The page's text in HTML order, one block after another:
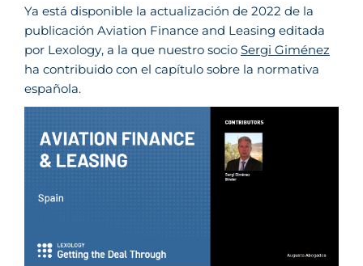
Ya está disponible la actualización de 2022 de la
publicación Aviation Finance and Leasing editada
por Lexology, a la que nuestro socio Sergi Giménez
ha contribuido con el capítulo sobre la normativa
española.